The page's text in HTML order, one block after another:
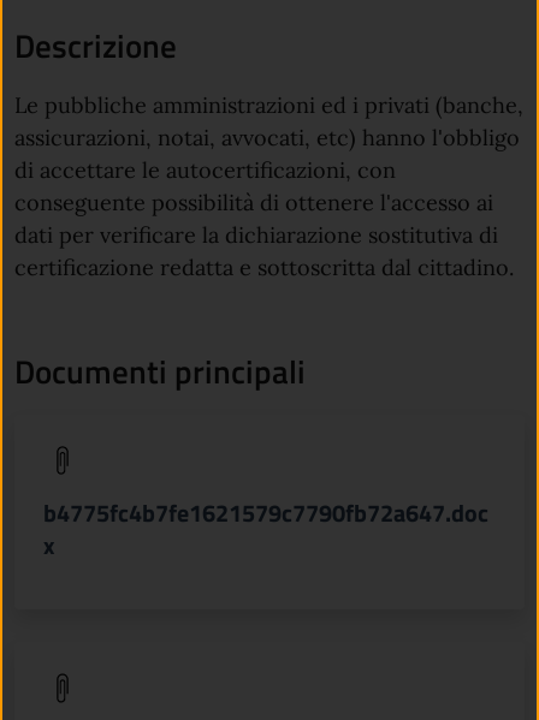
Descrizione
Le pubbliche amministrazioni ed i privati (banche,
assicurazioni, notai, avvocati, etc) hanno l'obbligo
di accettare le autocertificazioni, con
conseguente possibilità di ottenere l'accesso ai
dati per verificare la dichiarazione sostitutiva di
certificazione redatta e sottoscritta dal cittadino.
Documenti principali
b4775fc4b7fe1621579c7790fb72a647.doc
x
(apre in un'altra scheda).
(apre in un'altra scheda).